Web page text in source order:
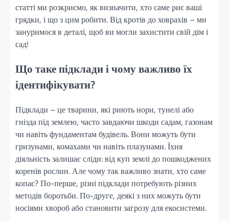
статті ми розкриємо, як визначити, хто саме риє ваші
грядки, і що з цим робити. Від кротів до ховрахів – ми
зануримося в деталі, щоб ви могли захистити свій дім і
сад!
Що таке підклади і чому важливо їх
ідентифікувати?
Підклади – це тварини, які риють нори, тунелі або
гнізда під землею, часто завдаючи шкоди садам, газонам
чи навіть фундаментам будівель. Вони можуть бути
гризунами, комахами чи навіть плазунами. Їхня
діяльність залишає сліди: від куп землі до пошкоджених
коренів рослин. Але чому так важливо знати, хто саме
копає? По-перше, різні підклади потребують різних
методів боротьби. По-друге, деякі з них можуть бути
носіями хвороб або становити загрозу для екосистеми.